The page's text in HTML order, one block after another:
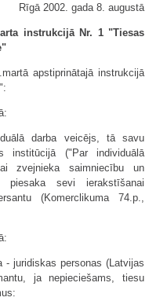
Rīgā 2002. gada 8. augustā
instrukcijā Nr. 1 "Tiesas
apstiprinātajā instrukcijā
darba veicējs, tā savu
institūcijā ("Par individuālā
zvejnieka saimniecību un
piesaka sevi ierakstīšanai
(Komerclikuma 74.p.,
- juridiskas personas (Latvijas
ja nepieciešams, tiesu